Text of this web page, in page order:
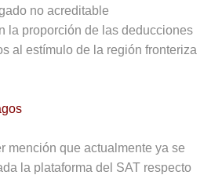
no acreditable
la proporción de las deducciones
al estímulo de la región fronteriza
mención que actualmente ya se
la plataforma del SAT respecto